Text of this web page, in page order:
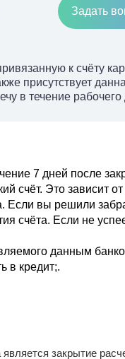
Задать
к счёту
присутствует
в течение рабочего
7 дней после
счёт. Это зависит от
Если вы решили
счёта. Если не
данным
в кредит;.
закрытие